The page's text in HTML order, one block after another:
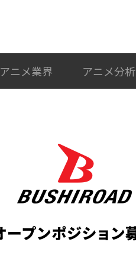
アニメ業界 アニメ分析